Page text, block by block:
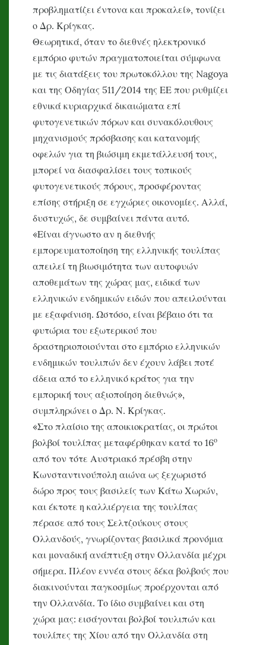
προβληματίζει έντονα και προκαλεί», τονίζει
ο Δρ. Κρίγκας.
Θεωρητικά, όταν το διεθνές ηλεκτρονικό
εμπόριο φυτών πραγματοποιείται σύμφωνα
με τις διατάξεις του πρωτοκόλλου της Nagoya
και της Οδηγίας 511/2014 της ΕΕ που ρυθμίζει
εθνικά κυριαρχικά δικαιώματα επί
φυτογενετικών πόρων και συνακόλουθους
μηχανισμούς πρόσβασης και κατανομής
οφελών για τη βιώσιμη εκμετάλλευσή τους,
μπορεί να διασφαλίσει τους τοπικούς
φυτογενετικούς πόρους, προσφέροντας
επίσης στήριξη σε εγχώριες οικονομίες. Αλλά,
δυστυχώς, δε συμβαίνει πάντα αυτό.
«Είναι άγνωστο αν η διεθνής
εμπορευματοποίηση της ελληνικής τουλίπας
απειλεί τη βιωσιμότητα των αυτοφυών
αποθεμάτων της χώρας μας, ειδικά των
ελληνικών ενδημικών ειδών που απειλούνται
με εξαφάνιση. Ωστόσο, είναι βέβαιο ότι τα
φυτώρια του εξωτερικού που
δραστηριοποιούνται στο εμπόριο ελληνικών
ενδημικών τουλιπών δεν έχουν λάβει ποτέ
άδεια από το ελληνικό κράτος για την
εμπορική τους αξιοποίηση διεθνώς»,
συμπληρώνει ο Δρ. Ν. Κρίγκας.
«Στο πλαίσιο της αποικιοκρατίας, οι πρώτοι
βολβοί τουλίπας μεταφέρθηκαν κατά το 16ο
από τον τότε Αυστριακό πρέσβη στην
Κωνσταντινούπολη αιώνα ως ξεχωριστό
δώρο προς τους βασιλείς των Κάτω Χωρών,
και έκτοτε η καλλιέργεια της τουλίπας
πέρασε από τους Σελτζούκους στους
Ολλανδούς, γνωρίζοντας βασιλικά προνόμια
και μοναδική ανάπτυξη στην Ολλανδία μέχρι
σήμερα. Πλέον εννέα στους δέκα βολβούς που
διακινούνται παγκοσμίως προέρχονται από
την Ολλανδία. Το ίδιο συμβαίνει και στη
χώρα μας: εισάγονται βολβοί τουλιπών και
τουλίπες της Χίου από την Ολλανδία στη